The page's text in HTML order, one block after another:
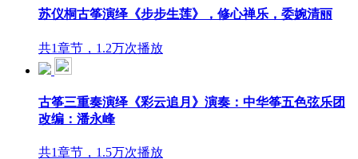
苏仪桐古筝演绎《步步生莲》，修心禅乐，委婉清丽
共1章节，1.2万次播放
古筝三重奏演绎《彩云追月》演奏：中华筝五色弦乐团
改编：潘永峰
共1章节，1.5万次播放